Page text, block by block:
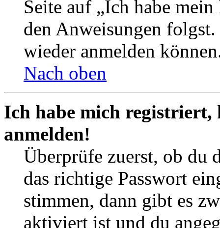
Seite auf „Ich habe
den Anweisungen
wieder anmelden
Nach oben
Ich habe mich
anmelden!
Überprüfe zuerst, ob du
das richtige Passwort
stimmen, dann gibt es
aktiviert ist und du